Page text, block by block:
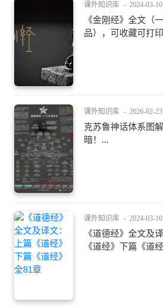
课外知识库 - 2024-03-10
《金刚经》全文（
品），可收藏可打
课外知识库 - 2026-02-23
克苏鲁神话体系图
暗！...
课外知识库 - 2024-03-10
《道德经》全文及
《道经》下篇《道